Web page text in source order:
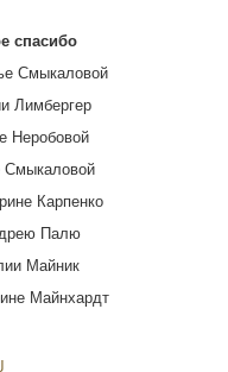
спасибо
Смыкаловой
Лимбергер
Неробовой
Смыкаловой
Карпенко
Палю
Майник
Майнхардт